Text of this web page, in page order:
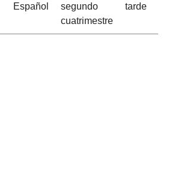
Español
segundo
cuatrimestre
tarde